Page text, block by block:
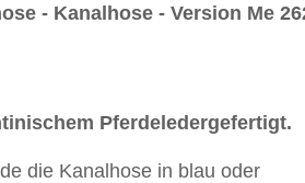
- Kanalhose - Version Me
Pferdeledergefertigt.
die Kanalhose in blau oder